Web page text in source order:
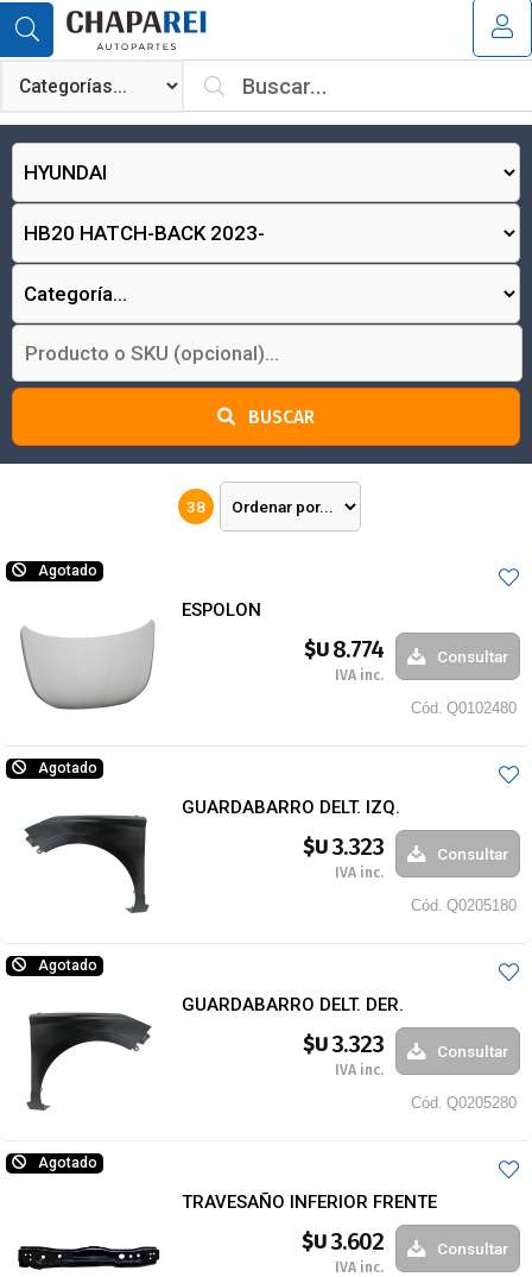
¿Tienes cupón de descuento?
BUSCAR
38
Agotado
ESPOLON
$U8.774
IVA inc.
Consultar
Cód. Q0102480
Agotado
GUARDABARRO DELT. IZQ.
$U3.323
IVA inc.
Consultar
Cód. Q0205180
Agotado
GUARDABARRO DELT. DER.
$U3.323
IVA inc.
Consultar
Cód. Q0205280
Agotado
TRAVESAÑO INFERIOR FRENTE
$U3.602
IVA inc.
Consultar